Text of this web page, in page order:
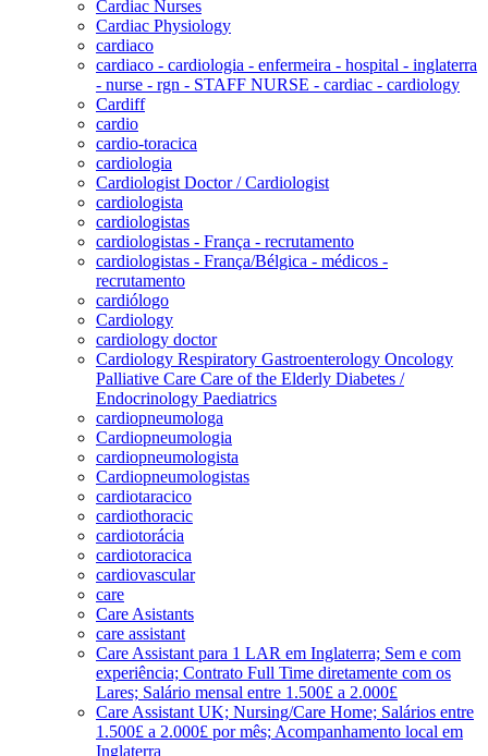
Cardiac Nurses
Cardiac Physiology
cardiaco
cardiaco - cardiologia - enfermeira - hospital - inglaterra
- nurse - rgn - STAFF NURSE - cardiac - cardiology
Cardiff
cardio
cardio-toracica
cardiologia
Cardiologist Doctor / Cardiologist
cardiologista
cardiologistas
cardiologistas - França - recrutamento
cardiologistas - França/Bélgica - médicos -
recrutamento
cardiólogo
Cardiology
cardiology doctor
Cardiology Respiratory Gastroenterology Oncology
Palliative Care Care of the Elderly Diabetes /
Endocrinology Paediatrics
cardiopneumologa
Cardiopneumologia
cardiopneumologista
Cardiopneumologistas
cardiotaracico
cardiothoracic
cardiotorácia
cardiotoracica
cardiovascular
care
Care Asistants
care assistant
Care Assistant para 1 LAR em Inglaterra; Sem e com
experiência; Contrato Full Time diretamente com os
Lares; Salário mensal entre 1.500£ a 2.000£
Care Assistant UK; Nursing/Care Home; Salários entre
1.500£ a 2.000£ por mês; Acompanhamento local em
Inglaterra